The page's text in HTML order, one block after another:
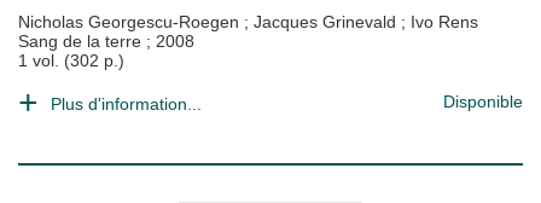
Nicholas Georgescu-Roegen ; Jacques Grinevald ; Ivo Rens
Sang de la terre ; 2008
1 vol. (302 p.)
Plus d'information... Disponible